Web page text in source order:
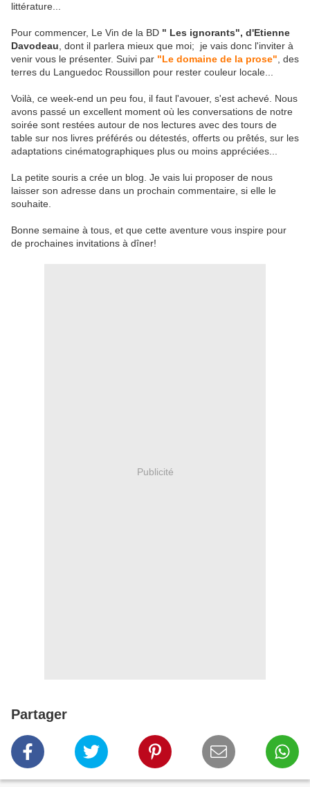
littérature...
Pour commencer, Le Vin de la BD " Les ignorants", d'Etienne
Davodeau , dont il parlera mieux que moi; je vais donc l'inviter à
venir vous le présenter. Suivi par "Le domaine de la prose" , des
terres du Languedoc Roussillon pour rester couleur locale...
Voilà, ce week-end un peu fou, il faut l'avouer, s'est achevé. Nous
avons passé un excellent moment où les conversations de notre
soirée sont restées autour de nos lectures avec des tours de
table sur nos livres préférés ou détestés, offerts ou prêtés, sur les
adaptations cinématographiques plus ou moins appréciées...
La petite souris a crée un blog. Je vais lui proposer de nous
laisser son adresse dans un prochain commentaire, si elle le
souhaite.
Bonne semaine à tous, et que cette aventure vous inspire pour
de prochaines invitations à dîner!
Publicité
Partager